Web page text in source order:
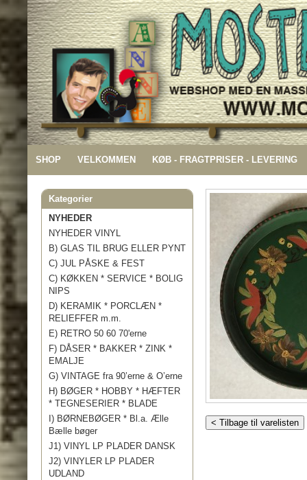
SHOP VELKOMMEN KØB - FRAGTPRISER - LEVERING
Kategorier
NYHEDER
NYHEDER VINYL
B) GLAS TIL BRUG ELLER PYNT
C) JUL PÅSKE & FEST
C) KØKKEN * SERVICE * BOLIG
NIPS
D) KERAMIK * PORCLÆN *
RELIEFFER m.m.
E) RETRO 50 60 70'erne
F) DÅSER * BAKKER * ZINK *
EMALJE
G) VINTAGE fra 90’erne & O’erne
H) BØGER * HOBBY * HÆFTER
* TEGNESERIER * BLADE
I) BØRNEBØGER * Bl.a. Ælle
Bælle bøger
J1) VINYL LP PLADER DANSK
J2) VINYLER LP PLADER
UDLAND
< Tilbage til varelisten